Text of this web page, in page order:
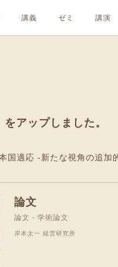
講義 ゼミ 講演
アップしました。
国適応 -新たな視角の追
論文
論文 - 学術論文
岸本太一 経営研究所